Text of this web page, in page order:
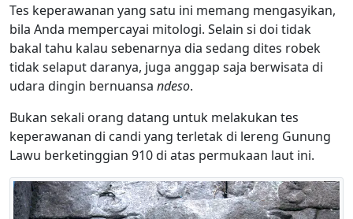
Tes keperawanan yang satu ini memang mengasyikan,
bila Anda mempercayai mitologi. Selain si doi tidak
bakal tahu kalau sebenarnya dia sedang dites robek
tidak selaput daranya, juga anggap saja berwisata di
udara dingin bernuansa ndeso.
Bukan sekali orang datang untuk melakukan tes
keperawanan di candi yang terletak di lereng Gunung
Lawu berketinggian 910 di atas permukaan laut ini.